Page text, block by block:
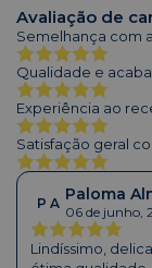
Avaliação de
Semelhança com
Qualidade e
Experiência ao
Satisfação geral
P A Paloma
06 de junho,
Lindíssimo,